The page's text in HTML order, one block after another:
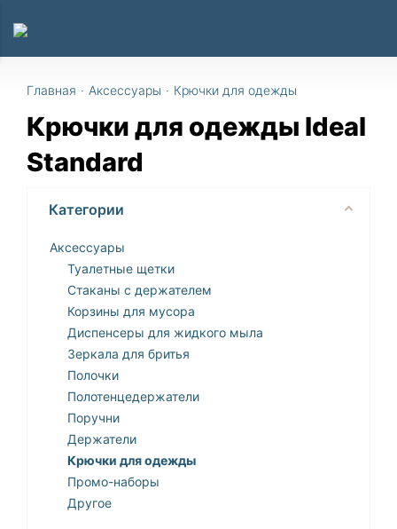
Главная · Аксессуары · Крючки для одежды
Крючки для одежды Ideal
Standard
Категории
Аксессуары
Туалетные щетки
Стаканы с держателем
Корзины для мусора
Диспенсеры для жидкого мыла
Зеркала для бритья
Полочки
Полотенцедержатели
Поручни
Держатели
Крючки для одежды
Промо-наборы
Другое